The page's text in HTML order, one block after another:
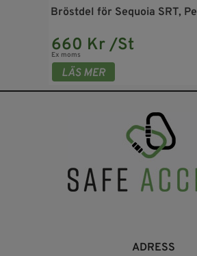
Bröstdel för Sequoia SRT,
660 Kr /St
Ex moms
ADRESS